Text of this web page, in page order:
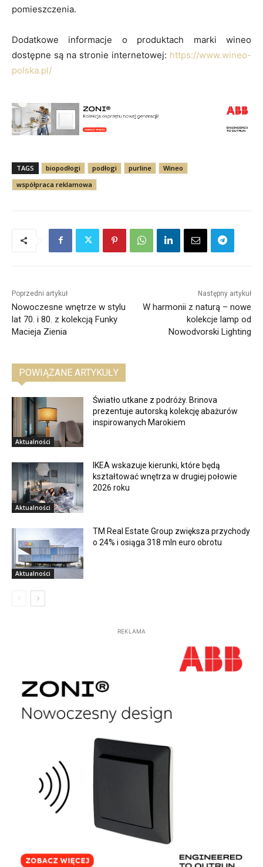
pomieszczenia.
Dodatkowe informacje o produktach marki wineo
dostępne są na stronie internetowej: https://www.wineo-
polska.pl/
TAGS biopodłogi podłogi purline
Wineo
współpraca reklamowa
Poprzedni artykuł
Nowoczesne wnętrze w stylu
lat 70. i 80. z kolekcją Funky
Macieja Zienia
Następny artykuł
W harmonii z naturą – nowe
kolekcje lamp od
Nowodvorski Lighting
POWIĄZANE ARTYKUŁY
Aktualności
Światło utkane z podróży. Brinova
prezentuje autorską kolekcję abażurów
inspirowanych Marokiem
Aktualności
IKEA wskazuje kierunki, które będą
kształtować wnętrza w drugiej połowie
2026 roku
Aktualności
TM Real Estate Group zwiększa przychody
o 24% i osiąga 318 mln euro obrotu
REKLAMA